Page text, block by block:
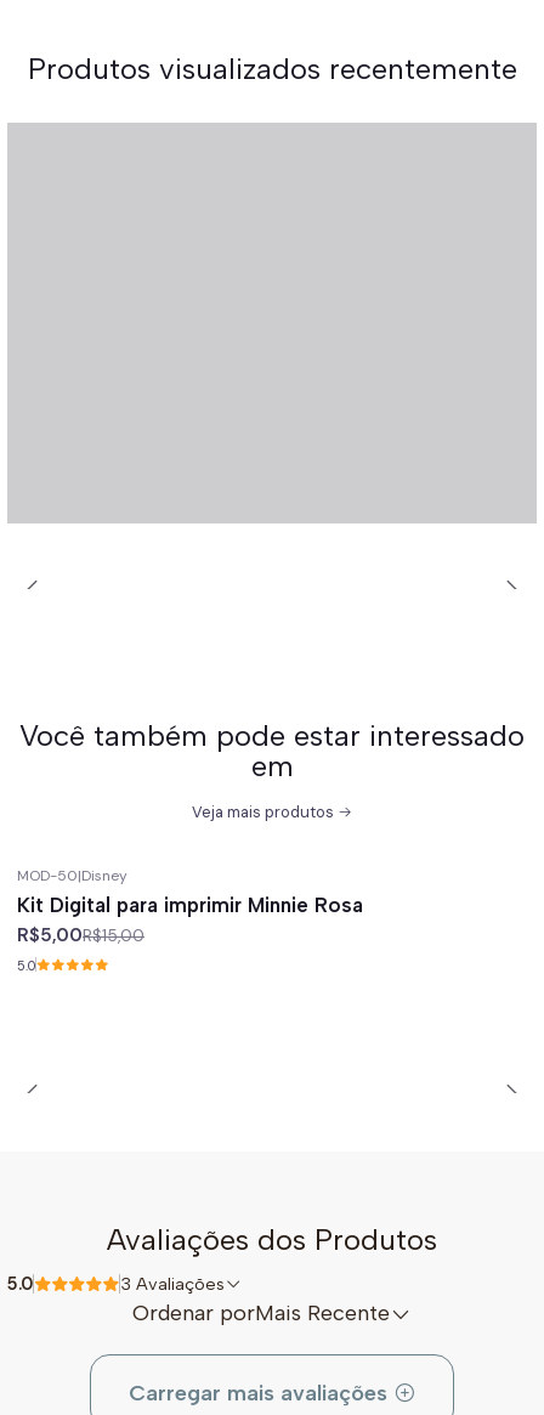
Produtos visualizados recentemente
Você também pode estar interessado
em
Veja mais produtos
MOD-50|Disney
Kit Digital para imprimir Minnie Rosa
R$5,00R$15,00
5.0
Avaliações dos Produtos
5.0 3 Avaliações
Ordenar porMais Recente
Carregar mais avaliações